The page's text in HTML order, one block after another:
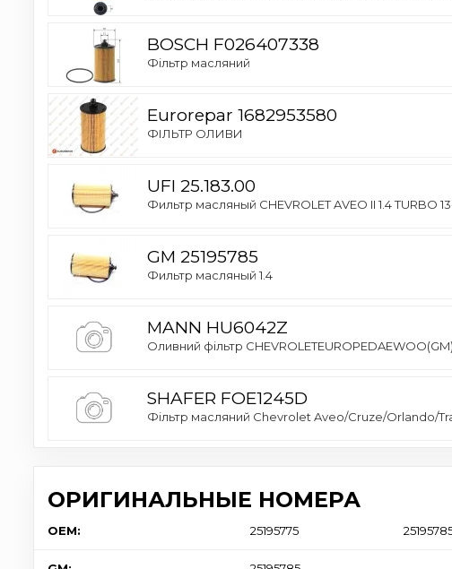
BOSCH F026407338
Фільтр масляний
Eurorepar 1682953580
ФІЛЬТР ОЛИВИ
UFI 25.183.00
Фильтр масляный CHEVROLET AVEO II 1.4 TURBO
GM 25195785
Фильтр масляный 1.4
MANN HU6042Z
Оливний фільтр
SHAFER FOE1245D
Фільтр масляний Chevrolet Aveo/Cruze/Orlando/
ОРИГИНАЛЬНЫЕ НОМЕРА
OEM: 25195775